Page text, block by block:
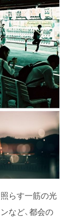
らす一筋の光
など、都会の